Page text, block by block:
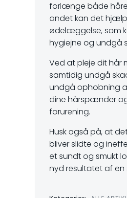
forlænge både
andet kan det
ødelæggelse, som
hygiejne og undgå
Ved at pleje dit hår
samtidig undgå
undgå ophobning
dine hårspænder
forurening.
Husk også på, at
bliver slidte og
et sundt og smukt
nyd resultatet af en